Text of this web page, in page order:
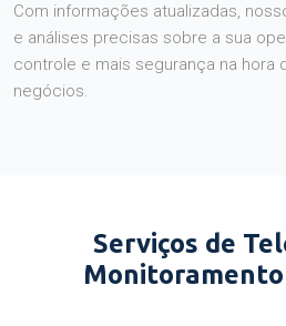
Com informações atualizadas,
e análises precisas sobre a sua
controle e mais segurança na hora
negócios.
Serviços de
Monitoramento